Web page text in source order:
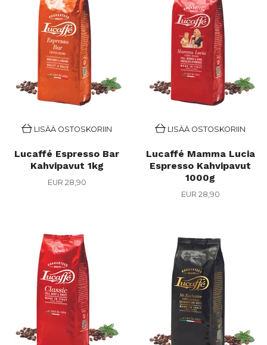
LISÄÄ OSTOSKORIIN
Lucaffé Espresso Bar
Kahvipavut 1kg
EUR 28,90
LISÄÄ OSTOSKORIIN
Lucaffé Mamma Lucia
Espresso Kahvipavut
1000g
EUR 28,90